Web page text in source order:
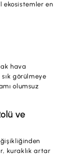
ekosistemler en
hava
görülmeye
olumsuz
ve
kuraklık artar